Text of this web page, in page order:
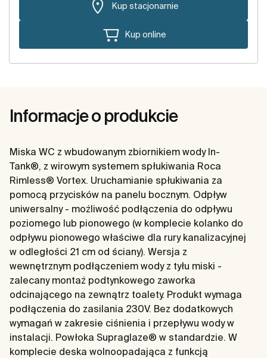
Kup stacjonarnie
Kup online
Informacje o produkcie
Miska WC z wbudowanym zbiornikiem wody In-
Tank®, z wirowym systemem spłukiwania Roca
Rimless® Vortex. Uruchamianie spłukiwania za
pomocą przycisków na panelu bocznym. Odpływ
uniwersalny - możliwość podłączenia do odpływu
poziomego lub pionowego (w komplecie kolanko do
odpływu pionowego właściwe dla rury kanalizacyjnej
w odległości 21 cm od ściany). Wersja z
wewnętrznym podłączeniem wody z tyłu miski -
zalecany montaż podtynkowego zaworka
odcinającego na zewnątrz toalety. Produkt wymaga
podłączenia do zasilania 230V. Bez dodatkowych
wymagań w zakresie ciśnienia i przepływu wody w
instalacji. Powłoka Supraglaze® w standardzie. W
komplecie deska wolnoopadająca z funkcją